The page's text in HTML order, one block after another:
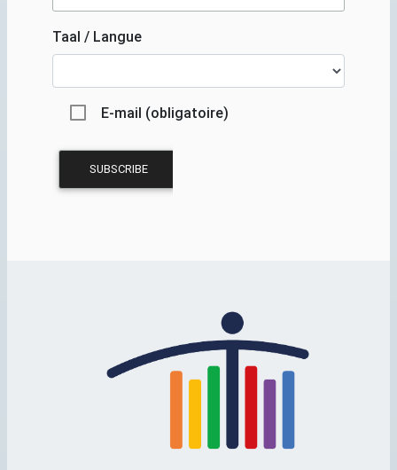
Taal / Langue
E-mail (obligatoire)